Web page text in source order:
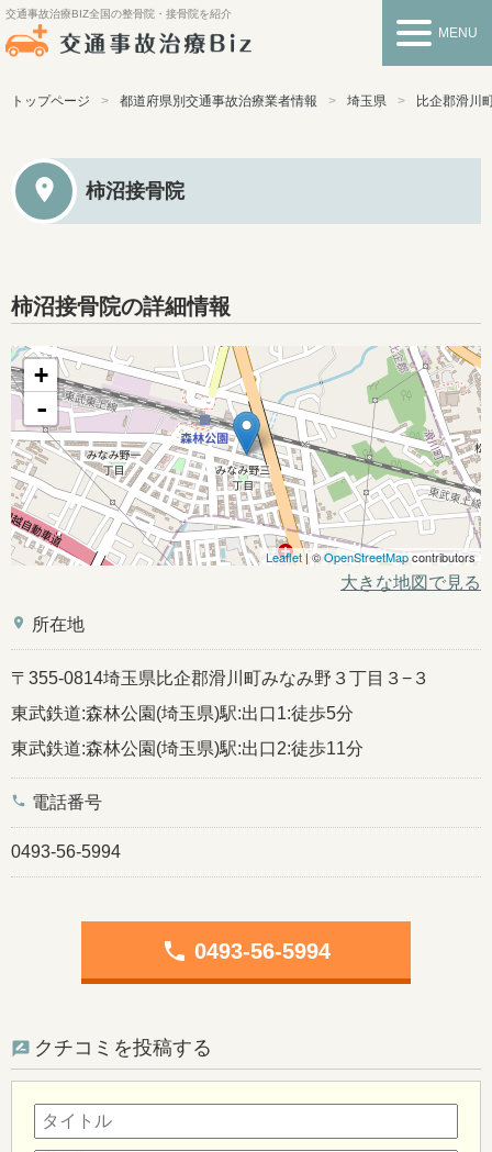
交通事故治療BIZ全国の整骨院・接骨院を紹介
MENU
トップページ 都道府県別交通事故治療業者情報 埼玉県 比企郡滑川
柿沼接骨院
柿沼接骨院の詳細情報
+
-
Leaflet| ©OpenStreetMapcontributors
大きな地図で見る
place 所在地
〒355-0814埼玉県比企郡滑川町みなみ野３丁目３−３
東武鉄道:森林公園(埼玉県)駅:出口1:徒歩5分
東武鉄道:森林公園(埼玉県)駅:出口2:徒歩11分
phone 電話番号
0493-56-5994
phone 0493-56-5994
クチコミを投稿する